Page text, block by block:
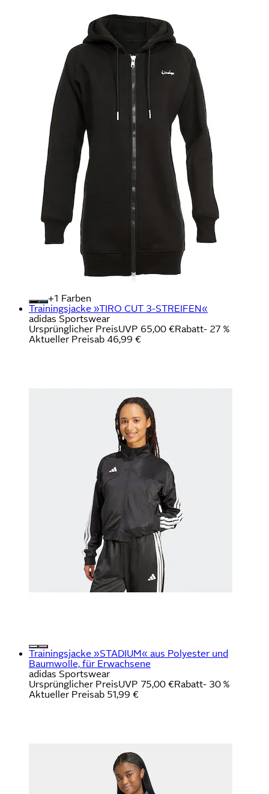
+
Farben
Trainingsjacke »TIRO CUT 3-STREIFEN«
adidas Sportswear
Ursprünglicher PreisUVP 65,00 €Rabatt- 27 %
Aktueller Preisab 46,99 €
Trainingsjacke »STADIUM« aus Polyester und
Baumwolle, für Erwachsene
adidas Sportswear
Ursprünglicher PreisUVP 75,00 €Rabatt- 30 %
Aktueller Preisab 51,99 €